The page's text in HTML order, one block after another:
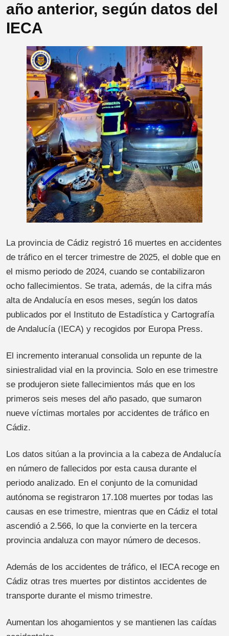
año anterior, según datos del
IECA
La provincia de Cádiz registró 16 muertes en accidentes
de tráfico en el tercer trimestre de 2025, el doble que en
el mismo periodo de 2024, cuando se contabilizaron
ocho fallecimientos. Se trata, además, de la cifra más
alta de Andalucía en esos meses, según los datos
publicados por el Instituto de Estadística y Cartografía
de Andalucía (IECA) y recogidos por Europa Press.
El incremento interanual consolida un repunte de la
siniestralidad vial en la provincia. Solo en ese trimestre
se produjeron siete fallecimientos más que en los
primeros seis meses del año pasado, que sumaron
nueve víctimas mortales por accidentes de tráfico en
Cádiz.
Los datos sitúan a la provincia a la cabeza de Andalucía
en número de fallecidos por esta causa durante el
periodo analizado. En el conjunto de la comunidad
autónoma se registraron 17.108 muertes por todas las
causas en ese trimestre, mientras que en Cádiz el total
ascendió a 2.566, lo que la convierte en la tercera
provincia andaluza con mayor número de decesos.
Además de los accidentes de tráfico, el IECA recoge en
Cádiz otras tres muertes por distintos accidentes de
transporte durante el mismo trimestre.
Aumentan los ahogamientos y se mantienen las caídas